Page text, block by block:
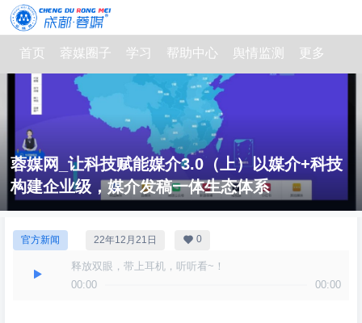
首页 蓉媒圈子 学习 帮助中心 舆情监测 更多
蓉媒网_让科技赋能媒介3.0（上）以媒介+科技
构建企业级，媒介发稿一体生态体系
官方新闻 22年12月21日 0
释放双眼，带上耳机，听听看~！
00:00
00:00